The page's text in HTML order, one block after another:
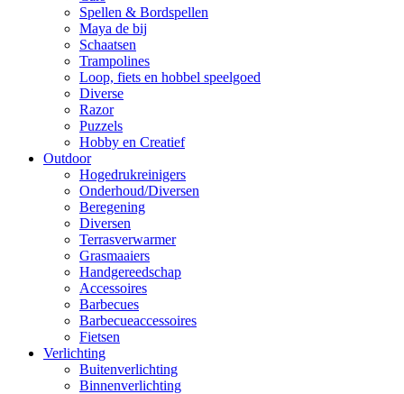
Spellen & Bordspellen
Maya de bij
Schaatsen
Trampolines
Loop, fiets en hobbel speelgoed
Diverse
Razor
Puzzels
Hobby en Creatief
Outdoor
Hogedrukreinigers
Onderhoud/Diversen
Beregening
Diversen
Terrasverwarmer
Grasmaaiers
Handgereedschap
Accessoires
Barbecues
Barbecueaccessoires
Fietsen
Verlichting
Buitenverlichting
Binnenverlichting